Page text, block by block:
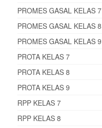
PROMES GASAL KELAS 7
PROMES GASAL KELAS 8
PROMES GASAL KELAS 9
PROTA KELAS 7
PROTA KELAS 8
PROTA KELAS 9
RPP KELAS 7
RPP KELAS 8